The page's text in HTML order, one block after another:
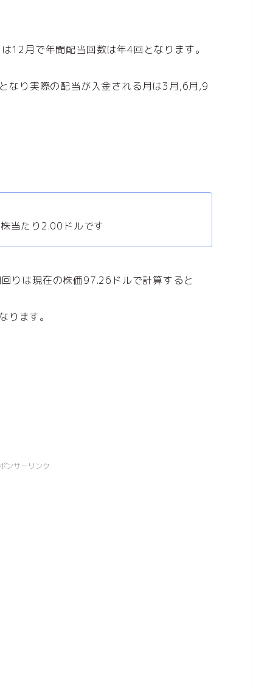
12月で年間配当回数は年4回となります。
なり実際の配当が入金される月は3月,6月,9
当たり2.00ドルです
りは現在の株価97.26ドルで計算すると
ます。
ンサーリンク